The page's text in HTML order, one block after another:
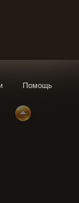
Помощь